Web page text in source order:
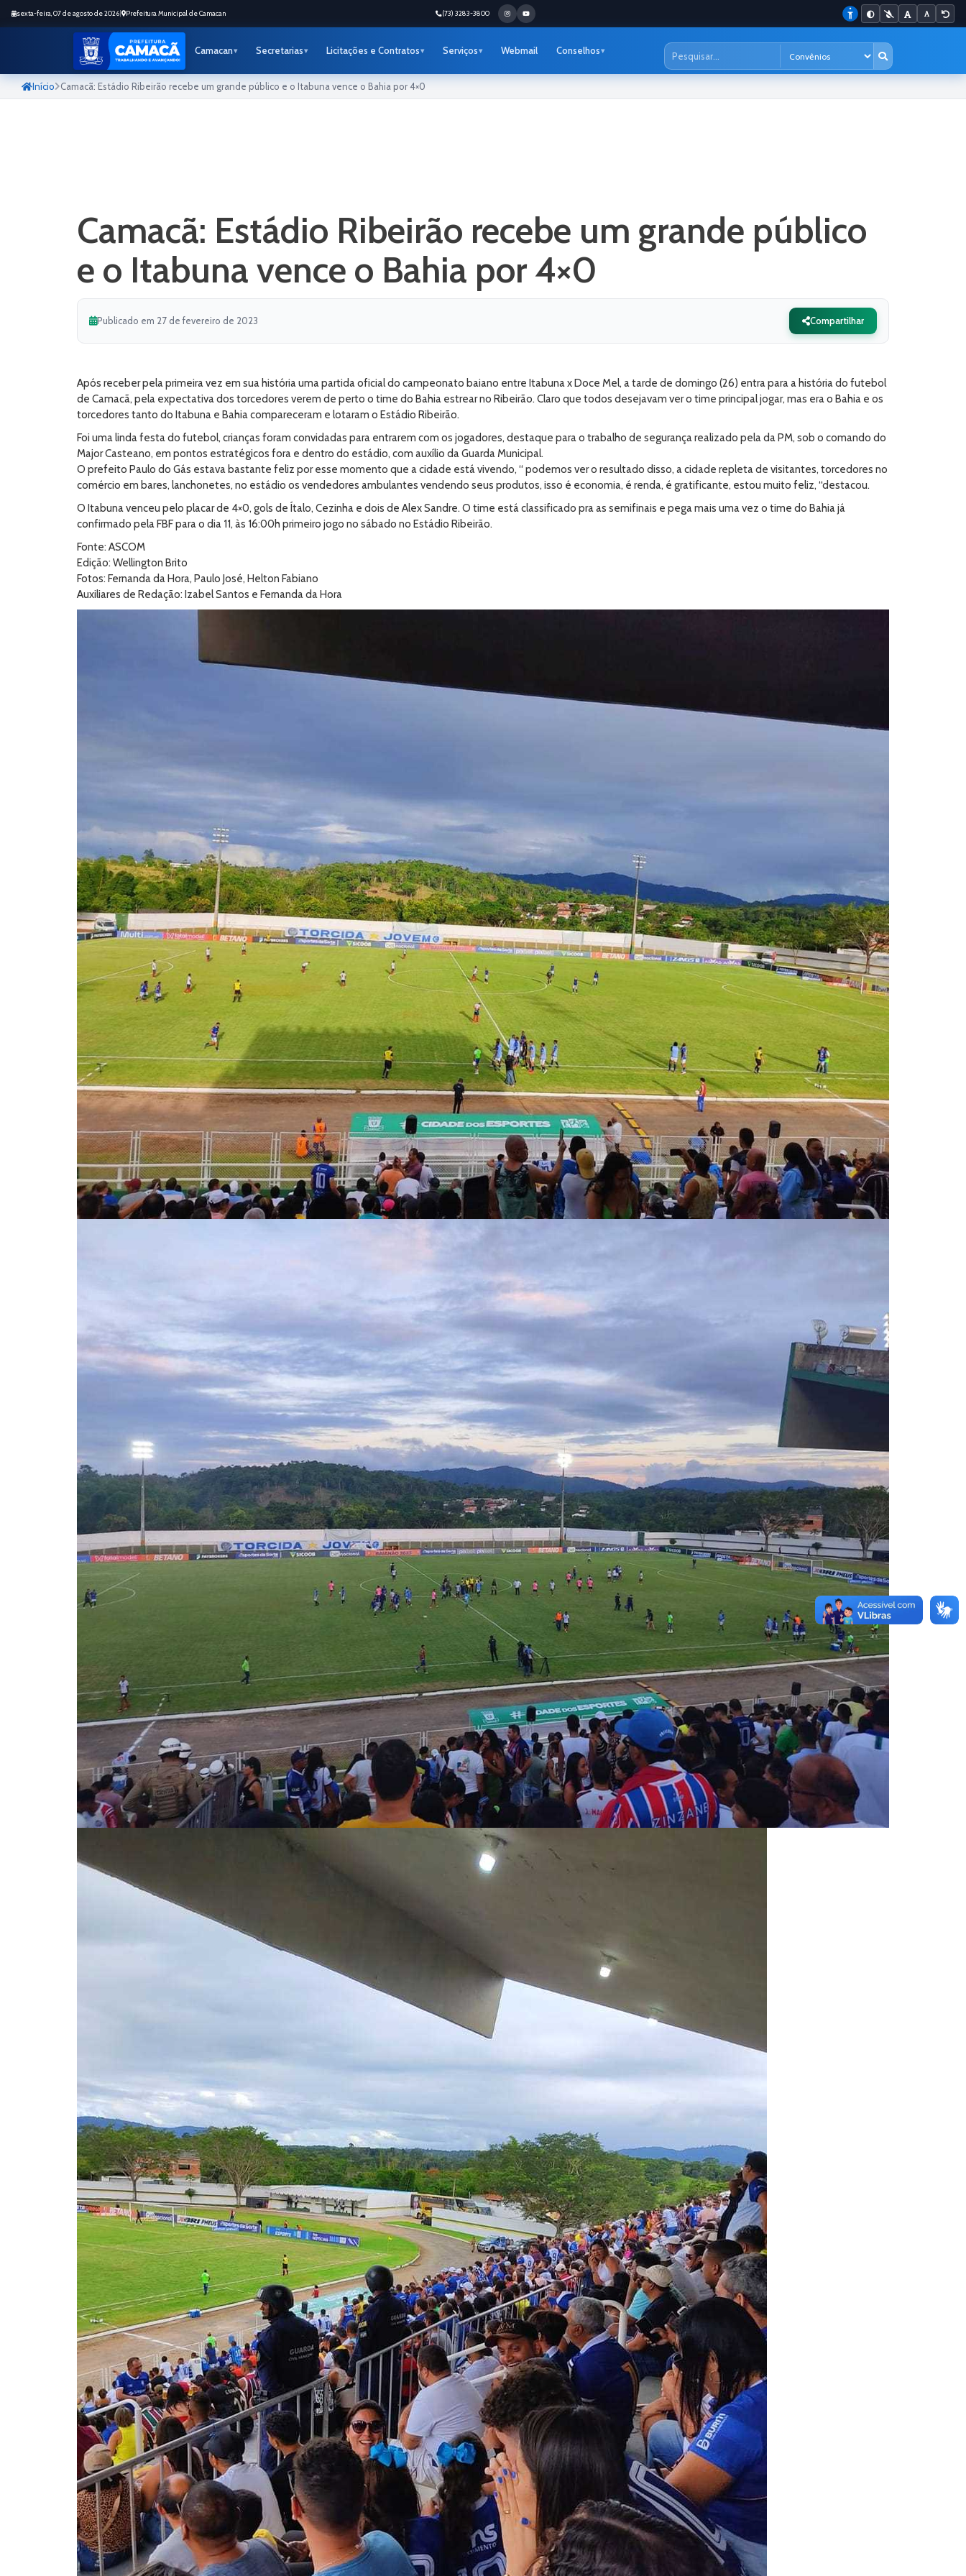
sexta-feira, 07 de agosto de 2026 Prefeitura Municipal de Camacan (73) 3283-3800
Camacan Secretarias Licitações e Contratos Serviços Webmail Conselhos
Início Camacã: Estádio Ribeirão recebe um grande público e o Itabuna vence o Bahia por 4×0
Camacã: Estádio Ribeirão recebe um grande público
e o Itabuna vence o Bahia por 4×0
Publicado em 27 de fevereiro de 2023 Compartilhar
Após receber pela primeira vez em sua história uma partida oficial do campeonato baiano entre Itabuna x Doce Mel, a tarde de domingo (26) entra para a história do futebol
de Camacã, pela expectativa dos torcedores verem de perto o time do Bahia estrear no Ribeirão. Claro que todos desejavam ver o time principal jogar, mas era o Bahia e os
torcedores tanto do Itabuna e Bahia compareceram e lotaram o Estádio Ribeirão.
Foi uma linda festa do futebol, crianças foram convidadas para entrarem com os jogadores, destaque para o trabalho de segurança realizado pela da PM, sob o comando do
Major Casteano, em pontos estratégicos fora e dentro do estádio, com auxílio da Guarda Municipal.
O prefeito Paulo do Gás estava bastante feliz por esse momento que a cidade está vivendo, “ podemos ver o resultado disso, a cidade repleta de visitantes, torcedores no
comércio em bares, lanchonetes, no estádio os vendedores ambulantes vendendo seus produtos, isso é economia, é renda, é gratificante, estou muito feliz, “destacou.
O Itabuna venceu pelo placar de 4×0, gols de Ítalo, Cezinha e dois de Alex Sandre. O time está classificado pra as semifinais e pega mais uma vez o time do Bahia já
confirmado pela FBF para o dia 11, às 16:00h primeiro jogo no sábado no Estádio Ribeirão.
Fonte: ASCOM
Edição: Wellington Brito
Fotos: Fernanda da Hora, Paulo José, Helton Fabiano
Auxiliares de Redação: Izabel Santos e Fernanda da Hora